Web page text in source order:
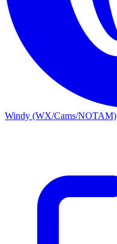
Windy (WX/Cams/NOTAM)